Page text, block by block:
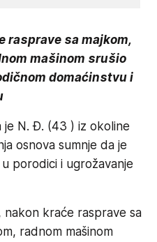
rasprave sa majkom,
mašinom srušio
domaćinstvu i
je N. Đ. (43 ) iz okoline
osnova sumnje da je
porodici i ugrožavanje
nakon kraće rasprave sa
radnom mašinom